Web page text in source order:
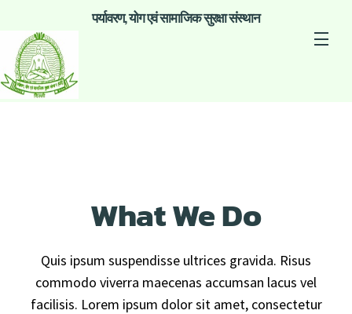
पर्यावरण, योग एवं सामाजिक सुरक्षा संस्थान
What We Do
Quis ipsum suspendisse ultrices gravida. Risus
commodo viverra maecenas accumsan lacus vel
facilisis. Lorem ipsum dolor sit amet, consectetur